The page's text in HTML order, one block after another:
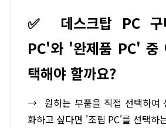
✅
데스크탑 PC
PC'와 '완제품 PC' 중
택해야 할까요?
→ 원하는 부품을 직접 선택하여
화하고 싶다면 '조립 PC'를 선택하